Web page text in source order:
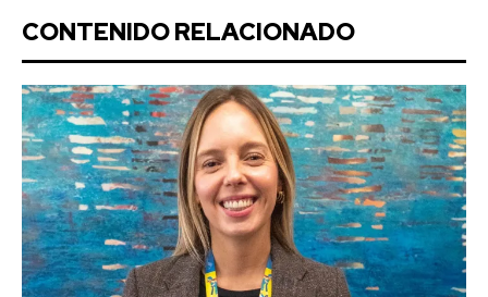
CONTENIDO RELACIONADO